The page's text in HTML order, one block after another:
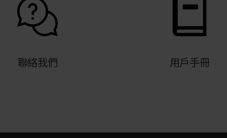
聯絡我們 用戶手冊